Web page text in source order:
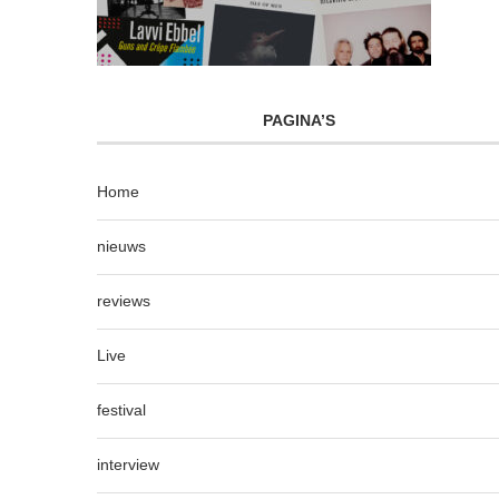
PAGINA’S
Home
nieuws
reviews
Live
festival
interview